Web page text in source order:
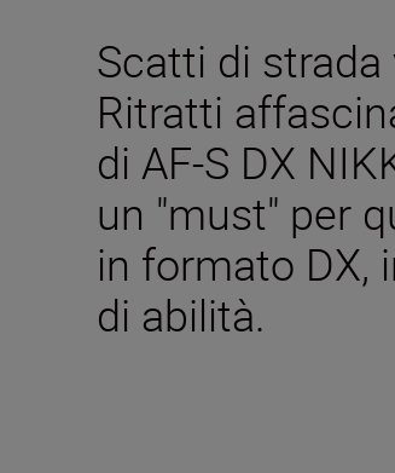
Scatti di
Ritratti
di AF-S DX
un "must" per
in formato DX,
di abilità.